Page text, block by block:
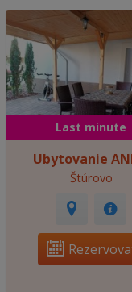
Last minute
Ubytovanie
Štúrovo